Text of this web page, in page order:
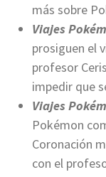
más sobre
Viajes
prosiguen el
profesor
impedir que
Viajes
Pokémon
Coronación
con el